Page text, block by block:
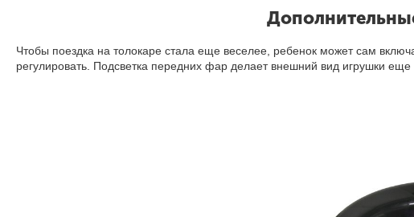
Чтобы поездка на толокаре стала еще веселее, ребенок может сам
регулировать. Подсветка передних фар делает внешний вид игрушки